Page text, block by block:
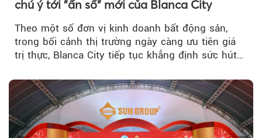
chú ý tới "ẩn số" mới của Blanca City
Theo một số đơn vị kinh doanh bất động sản,
trong bối cảnh thị trường ngày càng ưu tiên giá
trị thực, Blanca City tiếp tục khẳng định sức hút